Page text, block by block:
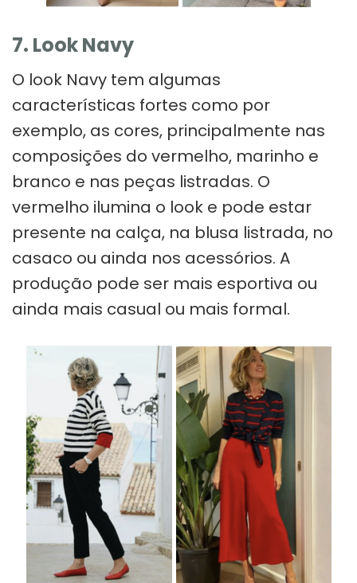
7. Look Navy
O look Navy tem algumas
características fortes como por
exemplo, as cores, principalmente nas
composições do vermelho, marinho e
branco e nas peças listradas. O
vermelho ilumina o look e pode estar
presente na calça, na blusa listrada, no
casaco ou ainda nos acessórios. A
produção pode ser mais esportiva ou
ainda mais casual ou mais formal.